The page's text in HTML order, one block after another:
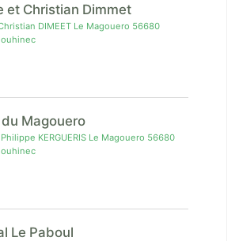
et Christian Dimmet
DIMEET Le Magouero 56680
du Magouero
KERGUERIS Le Magouero 56680
Le Paboul